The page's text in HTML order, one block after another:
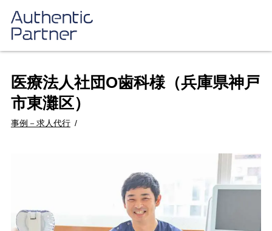
事例－求人代行
医療法人社団O歯科様（兵庫県神戸
市東灘区）